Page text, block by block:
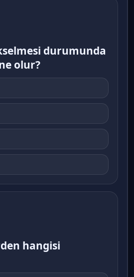
durumunda
olur?
hangisi